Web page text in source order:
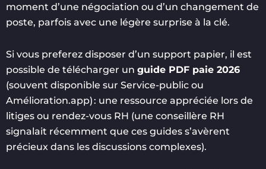
moment d’une négociation ou d’un changement de
poste, parfois avec une légère surprise à la clé.
Si vous preferez disposer d’un support papier, il est
possible de télécharger un guide PDF paie 2026
(souvent disponible sur Service-public ou
Amélioration.app) : une ressource appréciée lors de
litiges ou rendez-vous RH (une conseillère RH
signalait récemment que ces guides s’avèrent
précieux dans les discussions complexes).